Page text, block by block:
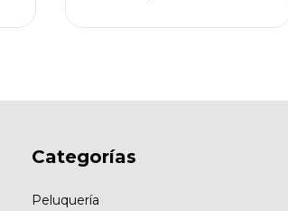
Categorías
Peluquería